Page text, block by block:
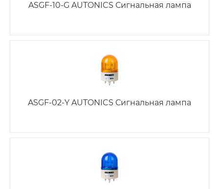
ASGF-10-G AUTONICS Сигнальная лампа
ASGF-02-Y AUTONICS Сигнальная лампа